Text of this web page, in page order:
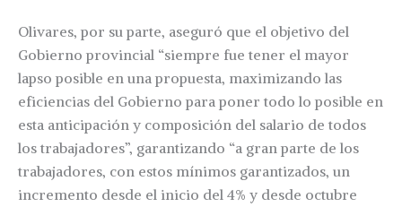
Olivares, por su parte, aseguró que el objetivo del
Gobierno provincial “siempre fue tener el mayor
lapso posible en una propuesta, maximizando las
eficiencias del Gobierno para poner todo lo posible en
esta anticipación y composición del salario de todos
los trabajadores”, garantizando “a gran parte de los
trabajadores, con estos mínimos garantizados, un
incremento desde el inicio del 4% y desde octubre